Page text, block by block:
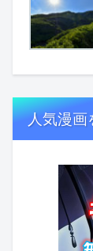
人気漫画